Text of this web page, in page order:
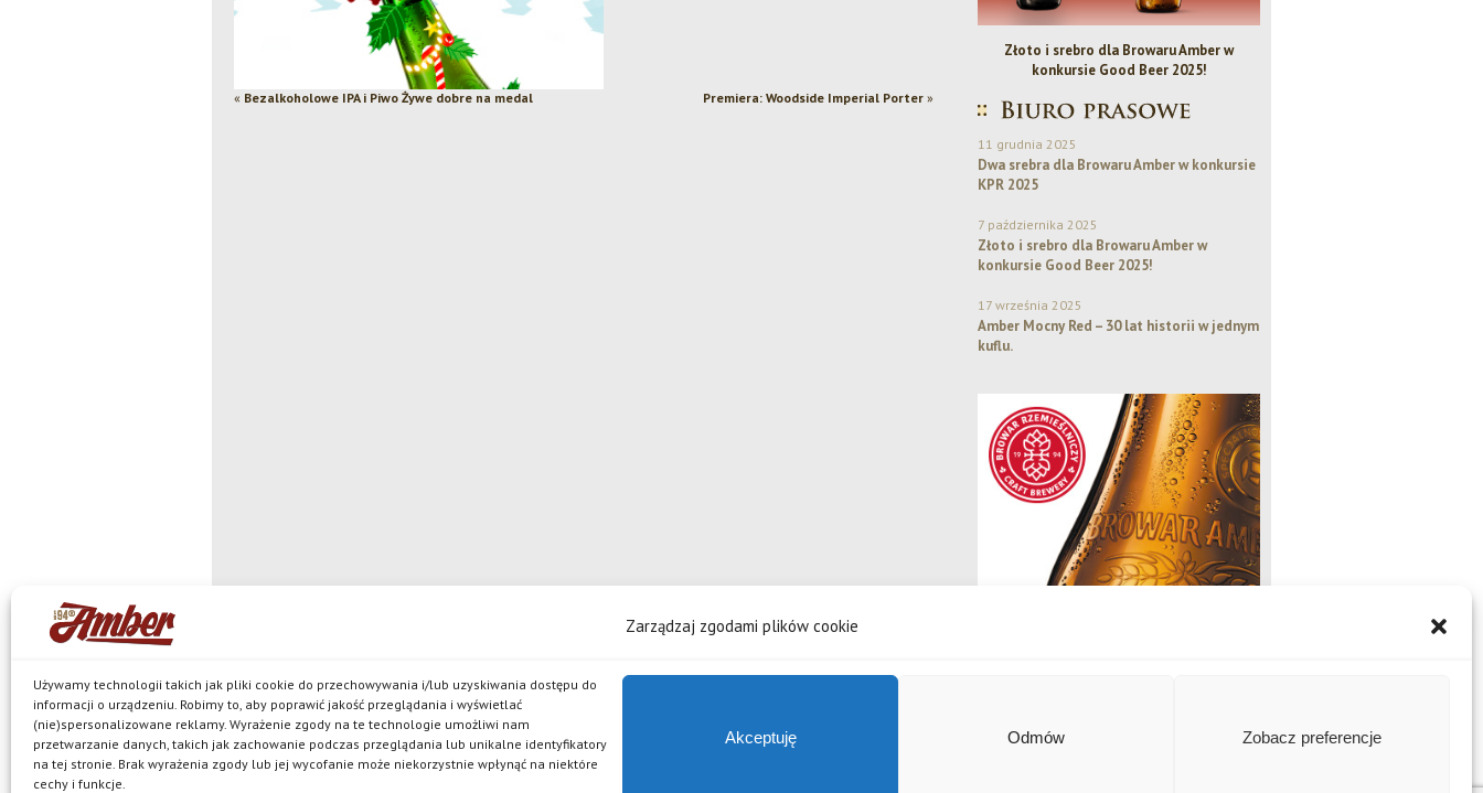
Zarządzaj zgodami plików cookie
Używamy technologii takich jak pliki cookie do przechowywania i/lub uzyskiwania dostępu do
informacji o urządzeniu. Robimy to, aby poprawić jakość przeglądania i wyświetlać
(nie)spersonalizowane reklamy. Wyrażenie zgody na te technologie umożliwi nam
przetwarzanie danych, takich jak zachowanie podczas przeglądania lub unikalne identyfikatory
na tej stronie. Brak wyrażenia zgody lub jej wycofanie może niekorzystnie wpłynąć na niektóre
cechy i funkcje.
Akceptuję Odmów Zobacz preferencje
Premiera: Woodside Imperial Porter »
« Bezalkoholowe IPA i Piwo Żywe dobre na medal
Złoto i srebro dla Browaru Amber w
konkursie Good Beer 2025!
11 grudnia 2025
Dwa srebra dla Browaru Amber w konkursie
KPR 2025
7 października 2025
Złoto i srebro dla Browaru Amber w
konkursie Good Beer 2025!
17 września 2025
Amber Mocny Red – 30 lat historii w jednym
kuflu.
© Browar Amber spółka z ograniczoną odpowiedzialnością
jest właścicielem browaru w Bielkówku oraz marek: Koźlak, Piwo Żywe, Grand Imperial Porter, Złote Lwy, Pszeniczniak, Johannes, APA, Czarny Bez, Chilli, Amber Naturalny, Amber
Pils, Neptun, Harde, Amber Mocny Red, browarne oraz serii piw Po Godzinach.